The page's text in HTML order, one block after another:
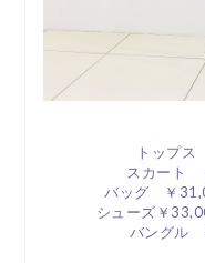
トップ
スカート
バッグ ￥
シューズ￥
バングル